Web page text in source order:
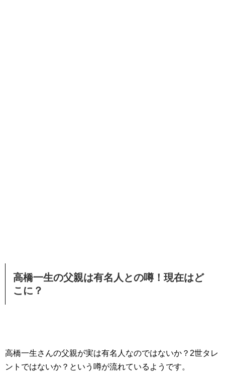
高橋一生の父親は有名人との噂！現在はど
こに？
高橋一生さんの父親が実は有名人なのではないか？2世タレ
ントではないか？という噂が流れているようです。